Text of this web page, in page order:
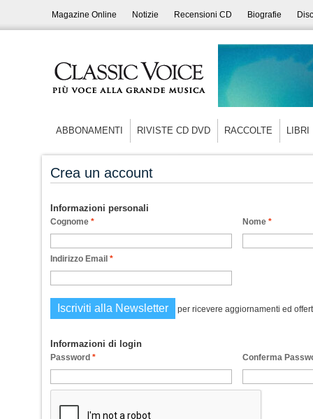
Magazine Online Notizie Recensioni CD Biografie
ABBONAMENTI RIVISTE CD DVD RACCOLTE LIBRI
Crea un account
Informazioni personali
*
Cognome *
Nome
*
Indirizzo Email
Iscriviti alla Newsletter per ricevere aggiornamenti ed
Informazioni di login
*
Password Conferma